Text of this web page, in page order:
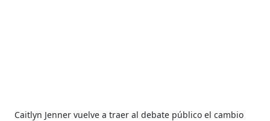
Caitlyn Jenner vuelve a traer al debate público el cambio